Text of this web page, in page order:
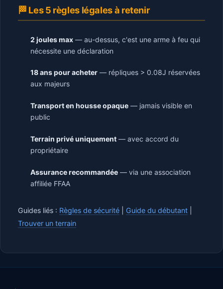
🏁 Les 5 règles légales à retenir
2 joules max — au-dessus, c'est une arme à feu qui
nécessite une déclaration
18 ans pour acheter — répliques > 0.08J réservées
aux majeurs
Transport en housse opaque — jamais visible en
public
Terrain privé uniquement — avec accord du
propriétaire
Assurance recommandée — via une association
affiliée FFAA
Guides liés : Règles de sécurité Guide du débutant
Trouver un terrain